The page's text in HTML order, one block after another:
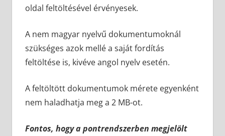
oldal feltöltésével érvényesek.
A nem magyar nyelvű dokumentumoknál
szükséges azok mellé a saját fordítás
feltöltése is, kivéve angol nyelv esetén.
A feltöltött dokumentumok mérete egyenként
nem haladhatja meg a 2 MB-ot.
Fontos, hogy a pontrendszerben megjelölt